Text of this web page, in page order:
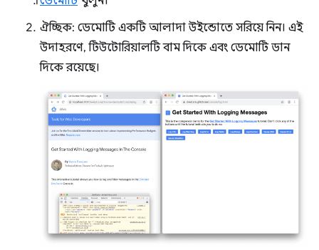
ঐচ্ছিক: ডেমোটি একটি আলাদা উইন্ডোতে সরিয়ে নিন। এই
উদাহরণে, টিউটোরিয়ালটি বাম দিকে এবং ডেমোটি ডান
দিকে রয়েছে।